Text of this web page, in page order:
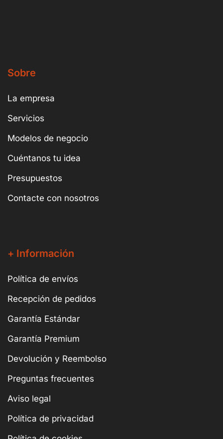
Sobre
La empresa
Servicios
Modelos de negocio
Cuéntanos tu idea
Presupuestos
Contacte con nosotros
+ Información
Política de envíos
Recepción de pedidos
Garantía Estándar
Garantía Premium
Devolución y Reembolso
Preguntas frecuentes
Aviso legal
Política de privacidad